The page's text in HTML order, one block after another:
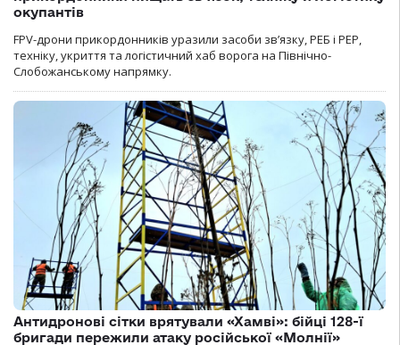
окупантів
FPV-дрони прикордонників уразили засоби зв’язку, РЕБ і РЕР,
техніку, укриття та логістичний хаб ворога на Північно-
Слобожанському напрямку.
Антидронові сітки врятували «Хамві»: бійці 128-ї
бригади пережили атаку російської «Молнії»